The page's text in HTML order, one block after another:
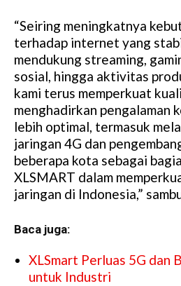
“Seiring meningkatnya
terhadap internet yang
mendukung streaming,
sosial, hingga aktivitas
kami terus memperkuat
menghadirkan pengalaman
lebih optimal, termasuk
jaringan 4G dan
beberapa kota sebagai
XLSMART dalam
jaringan di Indonesia,”
Baca juga:
XLSmart Perluas 5G dan
untuk Industri